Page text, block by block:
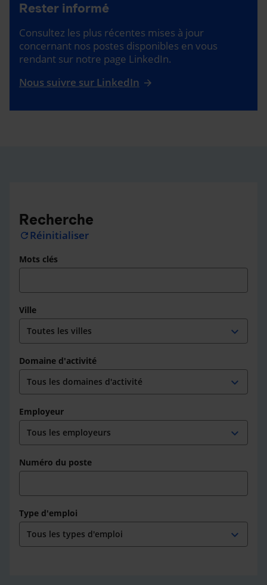
Rester informé
Consultez les plus récentes mises à jour
concernant nos postes disponibles en vous
rendant sur notre page LinkedIn.
Nous suivre sur LinkedIn
Recherche
refresh Réinitialiser
Mots clés
Ville
expand_more
Domaine d'activité
expand_more
Employeur
expand_more
Numéro du poste
Type d'emploi
expand_more